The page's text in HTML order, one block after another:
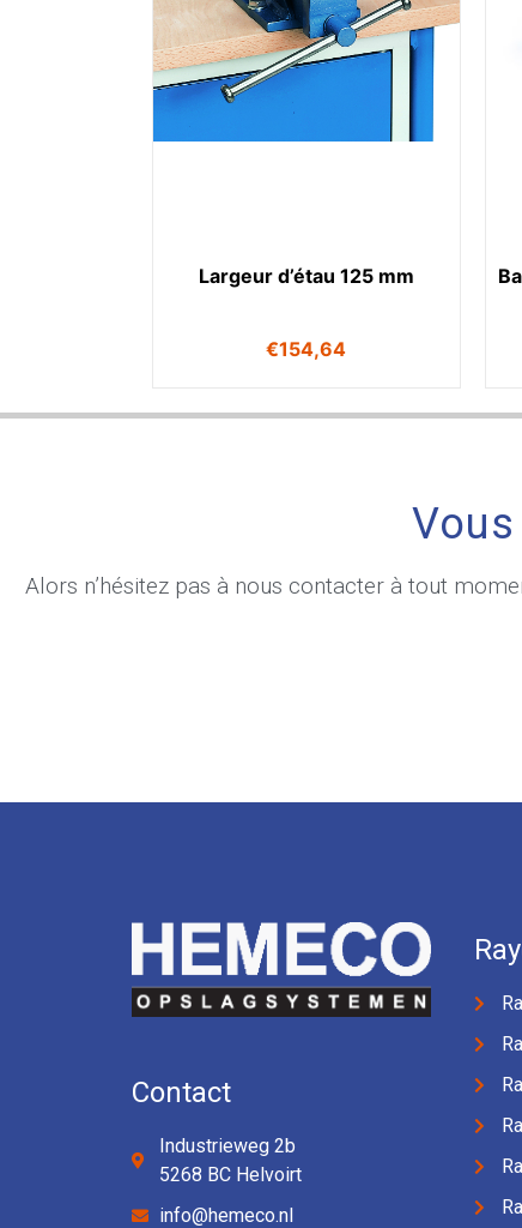
Largeur d’étau 125 mm
€154,64
Alors n’hésitez pas à nous contacter à tout
Contact
Industrieweg 2b
5268 BC Helvoirt
info@hemeco.nl